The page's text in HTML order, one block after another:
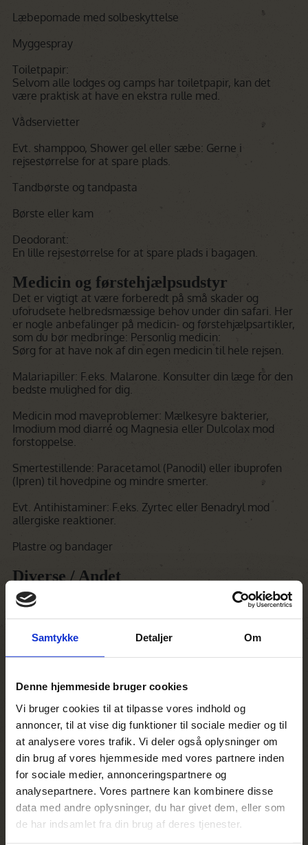
Samtykke Detaljer Om
Denne hjemmeside bruger cookies
Vi bruger cookies til at tilpasse vores indhold og
annoncer, til at vise dig funktioner til sociale medier og til
at analysere vores trafik. Vi deler også oplysninger om
din brug af vores hjemmeside med vores partnere inden
for sociale medier, annonceringspartnere og
analysepartnere. Vores partnere kan kombinere disse
data med andre oplysninger, du har givet dem, eller som
de har indsamlet fra din brug af deres tjenester.
Læbepomade med solbeskyttelse
Myggespray
Toiletpapir:
Selvom alle lodges og camps har toiletpapir, kan det
være praktisk at have en ekstra rulle med.
Vådservietter
Evt. shamppoo, Shower gel eller sæbe: Gerne i
rejsestørrelse for at spare plads.
Tandbørste og tandpasta
Børste eller kam
Deodorant:
En lille rejsestørrelse for at spare plads i bagagen.
Medicin og førstehjælpsudstyr
Det er vigtigt at være forberedt på små skader og
uforudsete helbredsmæssige behov under din safari. Her
er nogle anbefalinger på medicin- og førstehjælpsartikler,
som du bør medbringe: Personlig medicin:
Sørg for at have nok af din egen medicin til hele rejsen.
Malariapiller: F.eks. Malarone. Konsulter din læge for den
bedste mulighed for dig.
Medicin mod maveproblemer: Mælkesyre bakterier,
Imodium mod diarré og Magnesia eller Dulcolax mod
forstoppelse.
Smertestillende: Paracetamol (Panodil) eller ibuprofen
(Ipren) til hovedpine og mindre smerter.
Evt. Antihistaminer: F.eks. Zyrtec eller Benadryl mod
allergiske reaktioner.
Plastre og bandager
Diverse / Andet
For at få det meste ud af dit safarieventyr, er der en
række praktiske ting, som er nyttige at have med og som
udentvivl gør turen lidt bedre. Her er nogle anbefalinger:
Dagrygsæk/taske
livet.
Kikkert
Lommelygte eller pandelampe
Adapter til strøm:
Sørg for at have en adapter, der passer til lokale
stikkontakter.
Vandflaske